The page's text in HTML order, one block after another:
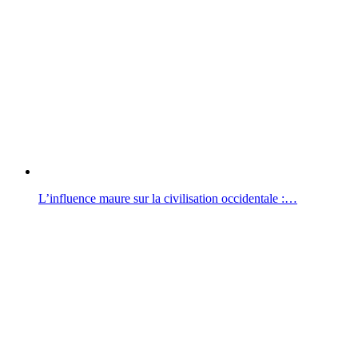
L’influence maure sur la civilisation occidentale :…